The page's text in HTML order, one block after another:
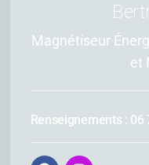
Magnétiseur
et
Renseignements : 06